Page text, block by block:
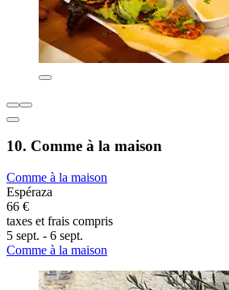
10. Comme à la maison
Comme à la maison
Espéraza
66 €
taxes et frais compris
5 sept. - 6 sept.
Comme à la maison